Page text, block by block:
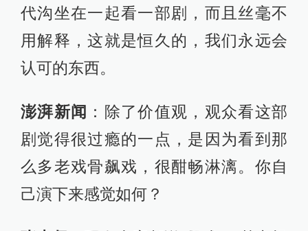
代沟坐在一起看一部剧，而且丝毫不
用解释，这就是恒久的，我们永远会
认可的东西。
澎湃新闻 ：除了价值观，观众看这部
剧觉得很过瘾的一点，是因为看到那
么多老戏骨飙戏，很酣畅淋漓。你自
己演下来感觉如何？